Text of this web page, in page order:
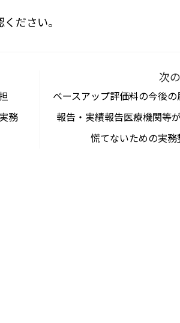
ださい。
務
次
ベースアップ評価料の今後
報告・実績報告――医療機関等
慌てないための実